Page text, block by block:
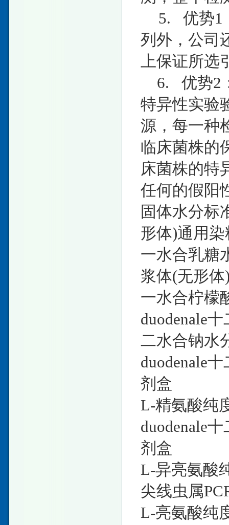
5. 优势1
列外，公司
上保证所选
6. 优势2
特异性实验
源，每一种
临床菌株的
床菌株的特
任何的假阳
固体水分标
形体)通用
一水合乳糖
浆体(无形
一水合柠
duodenale
二水合钠
duodenale
剂盒
L-精氨酸纯
duodenale
剂盒
L-异亮氨酸
尖线虫属
L-亮氨酸纯